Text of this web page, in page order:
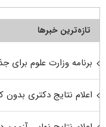
تازه‌ترین خبرها
برنامه وزارت علوم
اعلام نتایج دکتری بدون